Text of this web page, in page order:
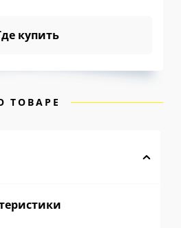
купить
ТОВАРЕ